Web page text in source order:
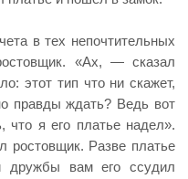
в тех непочтительных
«Ах, — сказал
этот тип что ни скажет,
правды ждать? Ведь вот
что я его платье надел».
ростовщик. Разве платье
вам его ссудил